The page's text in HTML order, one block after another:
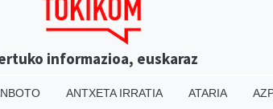
informazioa, euskaraz
ANTXETA IRRATIA ATARIA